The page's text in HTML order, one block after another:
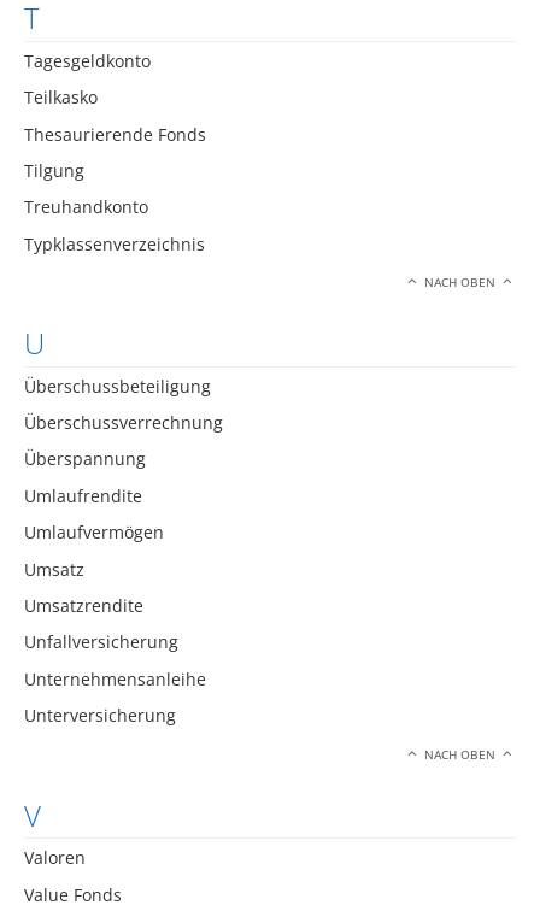
T
Tagesgeldkonto
Teilkasko
Thesaurierende Fonds
Tilgung
Treuhandkonto
Typklassenverzeichnis
NACH OBEN
U
Überschussbeteiligung
Überschussverrechnung
Überspannung
Umlaufrendite
Umlaufvermögen
Umsatz
Umsatzrendite
Unfallversicherung
Unternehmensanleihe
Unterversicherung
NACH OBEN
V
Valoren
Value Fonds